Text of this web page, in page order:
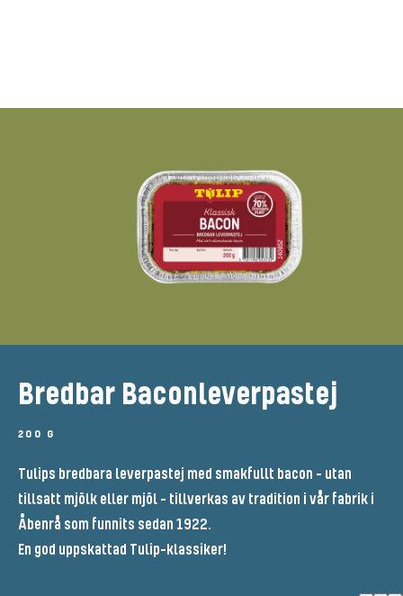
Bredbar Baconleverpastej
200 G
Tulips bredbara leverpastej med smakfullt bacon - utan
tillsatt mjölk eller mjöl - tillverkas av tradition i vår fabrik i
Åbenrå som funnits sedan 1922.
En god uppskattad Tulip-klassiker!